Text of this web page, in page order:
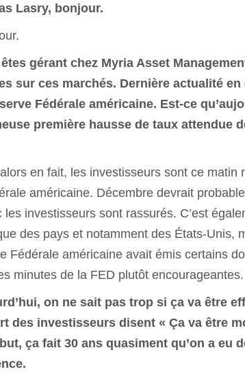
Lasry, bonjour.
gérant chez Myria Asset
sur ces marchés. Dernière actualité en
Fédérale américaine. Est-ce
première hausse de taux attendue
en fait, les investisseurs sont ce matin
américaine. Décembre devrait
investisseurs sont rassurés. C’est
des pays et notamment des États-Unis,
Fédérale américaine avait émis certains
minutes de la FED plutôt encourageantes.
on ne sait pas trop si ça va être
des investisseurs disent « Ça va être
ça fait 30 ans quasiment qu’on a eu